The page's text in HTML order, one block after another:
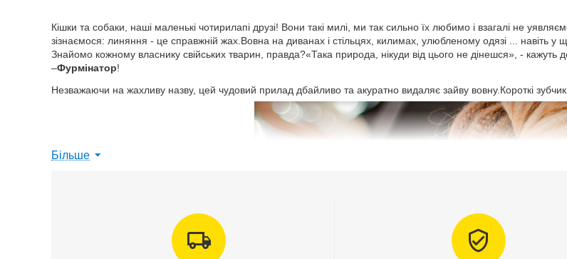
Кішки та собаки, наші маленькі чотирилапі друзі! Вони такі милі, ми так сильно їх любимо і взагалі не
зізнаємося: линяння - це справжній жах.Вовна на диванах і стільцях, килимах, улюбленому одязі ... навіть у
Знайомо кожному власнику свійських тварин, правда?«Така природа, нікуди від цього не дінешся», - кажуть
–Фурмінатор!
Незважаючи на жахливу назву, цей чудовий прилад дбайливо та акуратно видаляє зайву вовну.Короткі
Більше